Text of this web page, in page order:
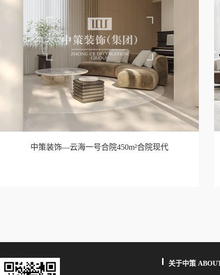
中策装饰—云海一号合院450m²合院现代
关于中策